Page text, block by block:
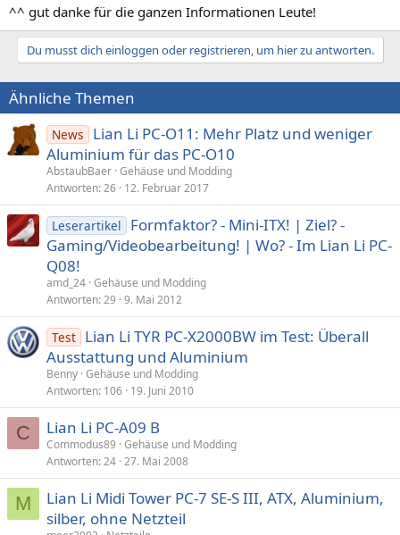
^^ gut danke für die ganzen Informationen Leute!
Du musst dich einloggen oder registrieren, um hier zu antworten.
Ähnliche Themen
News
Lian Li PC-O11: Mehr Platz und weniger
Aluminium für das PC-O10
AbstaubBaer Gehäuse und Modding
Antworten 26 12. Februar 2017
Leserartikel
Formfaktor? - Mini-ITX! | Ziel? -
Gaming/Videobearbeitung! | Wo? - Im Lian Li PC-
Q08!
amd_24 Gehäuse und Modding
Antworten 29 9. Mai 2012
Test Lian Li TYR PC-X2000BW im Test: Überall
Ausstattung und Aluminium
Benny Gehäuse und Modding
Antworten 106 19. Juni 2010
C Lian Li PC-A09 B
Commodus89 Gehäuse und Modding
Antworten 24 27. Mai 2008
M
Lian Li Midi Tower PC-7 SE-S III, ATX, Aluminium,
silber, ohne Netzteil